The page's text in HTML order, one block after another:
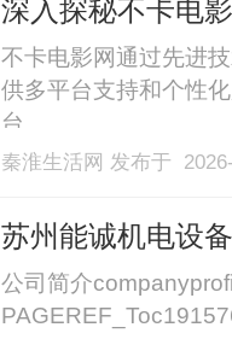
深入探秘不卡电
析
不卡电影网通过先进
供多平台支持和个性
台。......
秦淮生活网 发布于
苏州能诚机电设
公司简介